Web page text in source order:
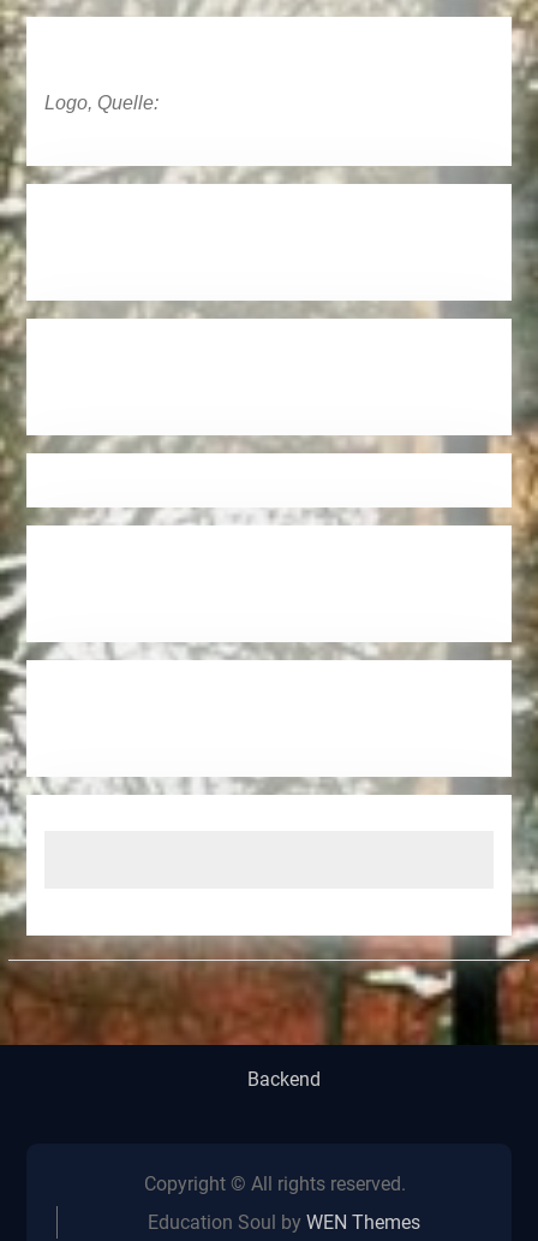
Logo, Quelle:
Backend
Copyright © All rights reserved.
Education Soul byWEN Themes